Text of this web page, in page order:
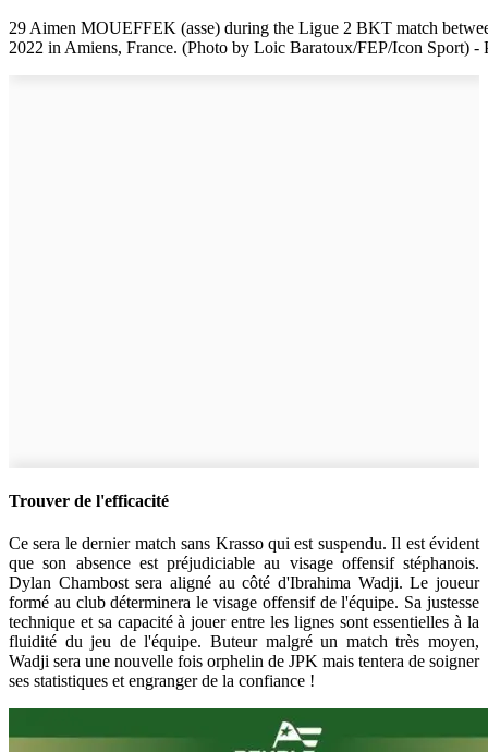
29 Aimen MOUEFFEK (asse) during the Ligue 2 BKT match
2022 in Amiens, France. (Photo by Loic Baratoux/FEP/Icon Sport) -
Trouver de l'efficacité
Ce sera le dernier match sans Krasso qui est suspendu. Il est évident
que son absence est préjudiciable au visage offensif stéphanois.
Dylan Chambost sera aligné au côté d'Ibrahima Wadji. Le joueur
formé au club déterminera le visage offensif de l'équipe. Sa justesse
technique et sa capacité à jouer entre les lignes sont essentielles à la
fluidité du jeu de l'équipe. Buteur malgré un match très moyen,
Wadji sera une nouvelle fois orphelin de JPK mais tentera de soigner
ses statistiques et engranger de la confiance !